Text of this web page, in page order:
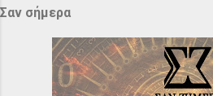
Σαν σήμερα